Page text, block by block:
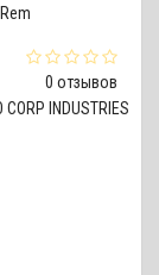
0 отзывов